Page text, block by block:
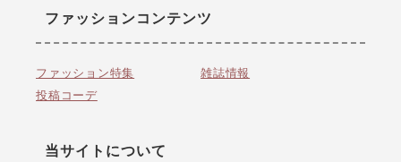
ファッションコンテンツ
ファッション特集
雑誌情報
投稿コーデ
当サイトについて